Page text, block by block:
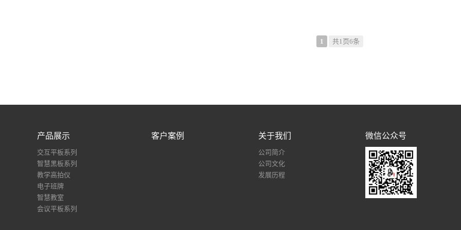
1 共1页6条
产品展示
交互平板系列
智慧黑板系列
教学高拍仪
电子班牌
智慧教室
会议平板系列
客户案例 关于我们
公司简介
公司文化
发展历程
微信公众号